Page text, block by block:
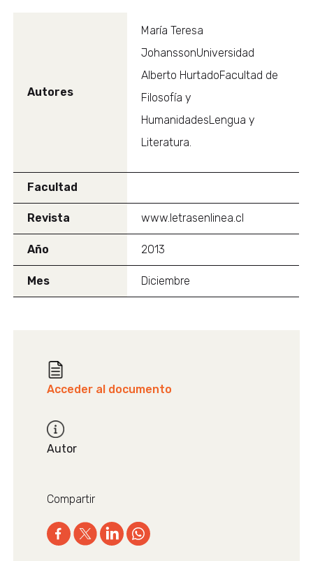
Autores
María Teresa
JohanssonUniversidad
Alberto HurtadoFacultad de
Filosofía y
HumanidadesLengua y
Literatura.
Facultad
Revista www.letrasenlinea.cl
Año 2013
Mes Diciembre
Acceder al documento
Autor
Compartir